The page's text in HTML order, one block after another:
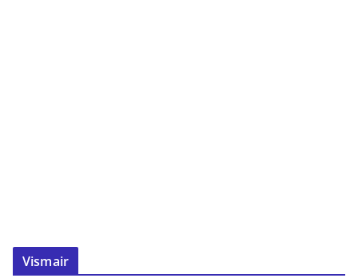
Vismair